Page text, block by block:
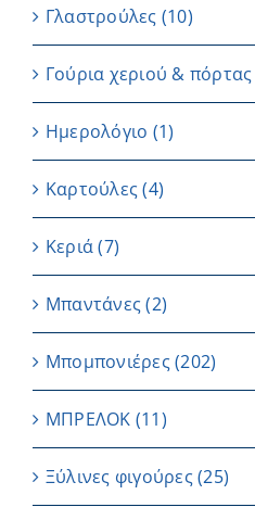
Γλαστρούλες (10)
Γούρια χεριού & πόρτας
Ημερολόγιο (1)
Καρτούλες (4)
Κεριά (7)
Μπαντάνες (2)
Μπομπονιέρες(202)
ΜΠΡΕΛΟΚ (11)
Ξύλινες φιγούρες(25)